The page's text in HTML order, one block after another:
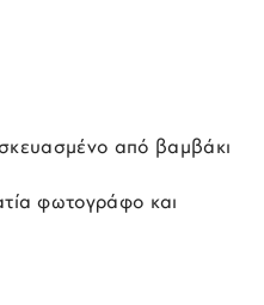
από βαμβάκι
φωτογράφο και